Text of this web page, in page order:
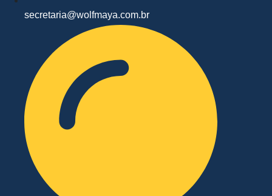
secretaria@wolfmaya.com.br